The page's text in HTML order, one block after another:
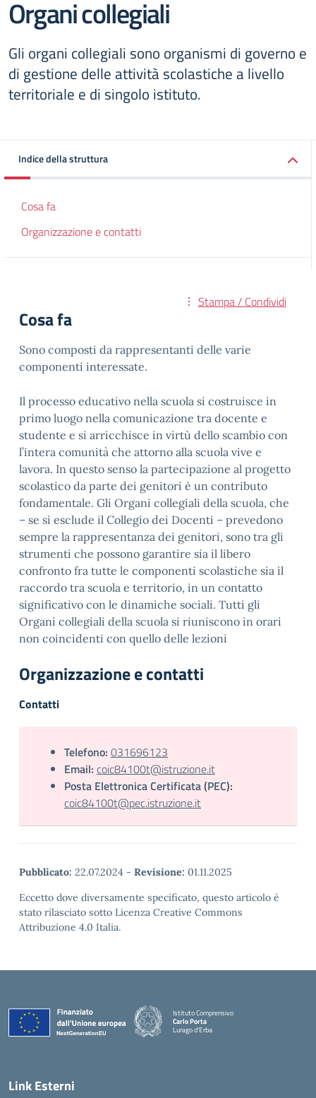
Organi collegiali
Gli organi collegiali sono organismi di governo e
di gestione delle attività scolastiche a livello
territoriale e di singolo istituto.
Indice della struttura
Cosa fa
Organizzazione e contatti
Stampa / Condividi
Cosa fa
Sono composti da rappresentanti delle varie
componenti interessate.
Il processo educativo nella scuola si costruisce in
primo luogo nella comunicazione tra docente e
studente e si arricchisce in virtù dello scambio con
l’intera comunità che attorno alla scuola vive e
lavora. In questo senso la partecipazione al progetto
scolastico da parte dei genitori è un contributo
fondamentale. Gli Organi collegiali della scuola, che
– se si esclude il Collegio dei Docenti – prevedono
sempre la rappresentanza dei genitori, sono tra gli
strumenti che possono garantire sia il libero
confronto fra tutte le componenti scolastiche sia il
raccordo tra scuola e territorio, in un contatto
significativo con le dinamiche sociali. Tutti gli
Organi collegiali della scuola si riuniscono in orari
non coincidenti con quello delle lezioni
Organizzazione e contatti
Contatti
Telefono: 031696123
Email: coic84100t@istruzione.it
Posta Elettronica Certificata (PEC):
coic84100t@pec.istruzione.it
Pubblicato: 22.07.2024 - Revisione: 01.11.2025
Eccetto dove diversamente specificato, questo articolo è
stato rilasciato sotto Licenza Creative Commons
Attribuzione 4.0 Italia.
Istituto Comprensivo
Carlo Porta
Lurago d'Erba
— Visita la pagina iniziale della scuola
Link Esterni